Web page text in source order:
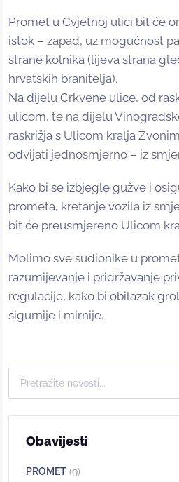
Promet u Cvjetnoj ulici bit će
istok – zapad, uz mogućnost
strane kolnika (lijeva strana
hrvatskih branitelja).
Na dijelu Crkvene ulice, od
ulicom, te na dijelu
raskrižja s Ulicom kralja
odvijati jednosmjerno – iz
Kako bi se izbjegle gužve i
prometa, kretanje vozila iz
bit će preusmjereno Ulicom
Molimo sve sudionike u
razumijevanje i pridržavanje
regulacije, kako bi obilazak
sigurnije i mirnije.
Obavijesti
PROMET (9)